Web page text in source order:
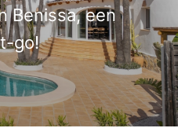
Benissa, een
go!